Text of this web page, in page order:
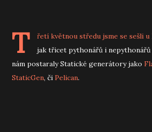
T řetí květnou středu jsme se sešli u
jak třicet pythonářů i nepythonářů
nám postaraly Statické generátory jako
StaticGen, či Pelican.